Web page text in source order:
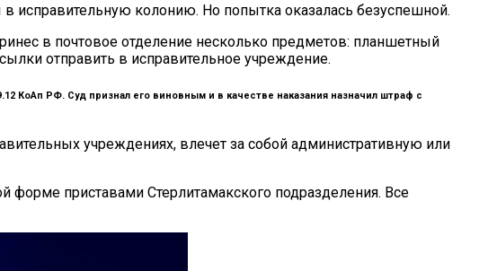
исправительную колонию. Но попытка оказалась безуспешной.
в почтовое отделение несколько предметов: планшетный
отправить в исправительное учреждение.
КоАп РФ. Суд признал его виновным и в качестве наказания назначил штраф с
учреждениях, влечет за собой административную или
приставами Стерлитамакского подразделения. Все